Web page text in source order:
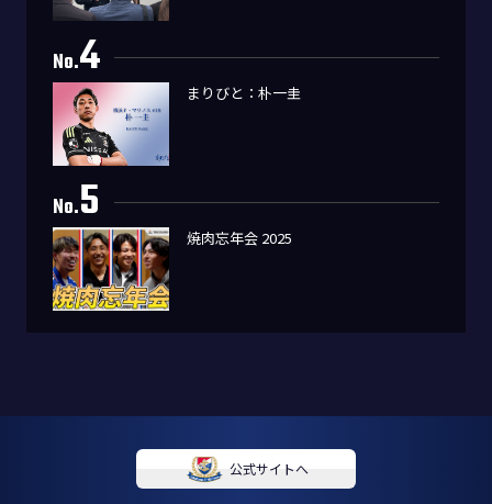
No.4
まりびと：朴一圭
No.5
焼肉忘年会 2025
公式サイトへ